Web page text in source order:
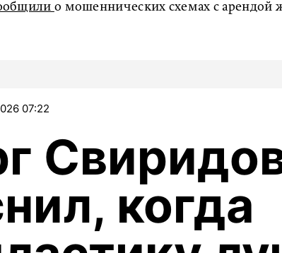
о мошеннических схемах с арендой
07:22
когда